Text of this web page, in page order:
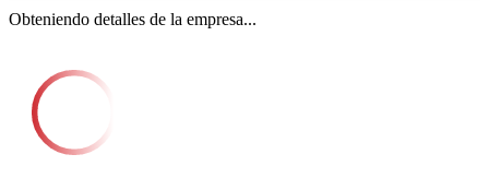
Obteniendo detalles de la empresa...